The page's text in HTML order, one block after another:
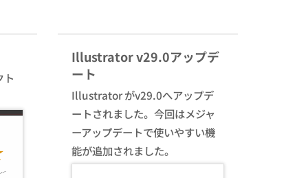
ト
Illustrator v29.0アップデ
ート
Illustrator がv29.0へアップデ
ートされました。今回はメジャ
ーアップデートで使いやすい機
能が追加されました。